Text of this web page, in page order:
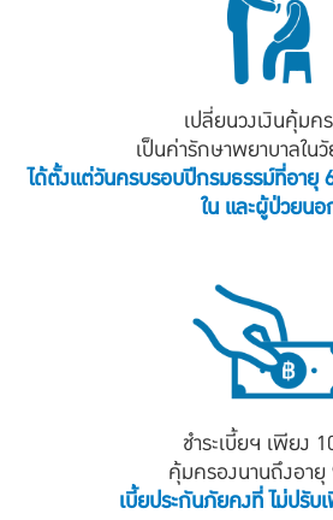
เปลี่ยนวงเงินคุ้มค
เป็นค่ารักษาพยาบาลใน
ได้ตั้งแต่วันครบรอบปีกรมธรรม์ที่อา
ใน และผู้ป่วยน
ชำระเบี้ยฯ เพียง
คุ้มครองนานถึงอายุ
เบี้ยประกันภัยคงที่ ไม่ปรับ